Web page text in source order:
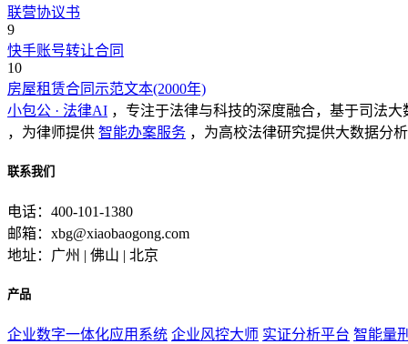
联营协议书
9
快手账号转让合同
10
房屋租赁合同示范文本(2000年)
小包公 · 法律AI ，专注于法律与科技的深度融合，基于司法
，为律师提供 智能办案服务 ，为高校法律研究提供大数据分
联系我们
电话：400-101-1380
邮箱：xbg@xiaobaogong.com
地址：广州 | 佛山 | 北京
产品
企业数字一体化应用系统 企业风控大师 实证分析平台 智能量